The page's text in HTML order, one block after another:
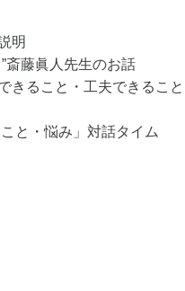
明
斎藤眞人先生のお話
きること・工夫できるこ
・悩み」対話タイム